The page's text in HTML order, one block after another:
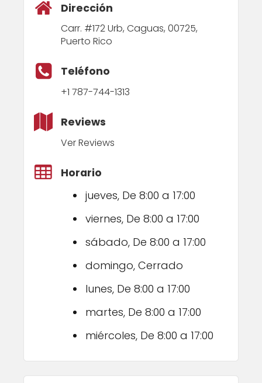
Dirección
Carr. #172 Urb, Caguas, 00725,
Puerto Rico
Teléfono
+1 787-744-1313
Reviews
Ver Reviews
Horario
jueves, De 8:00 a 17:00
viernes, De 8:00 a 17:00
sábado, De 8:00 a 17:00
domingo, Cerrado
lunes, De 8:00 a 17:00
martes, De 8:00 a 17:00
miércoles, De 8:00 a 17:00